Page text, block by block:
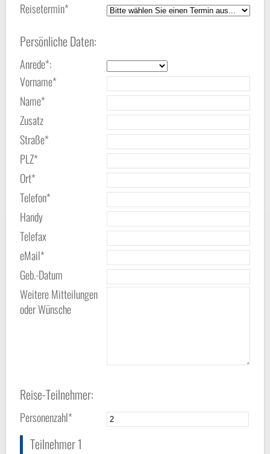
Reisetermin*
Persönliche Daten:
Anrede*:
Vorname*
Name*
Zusatz
Straße*
PLZ*
Ort*
Telefon*
Handy
Telefax
eMail*
Geb.-Datum
Weitere Mitteilungen
oder Wünsche
Reise-Teilnehmer:
Personenzahl*
Teilnehmer 1